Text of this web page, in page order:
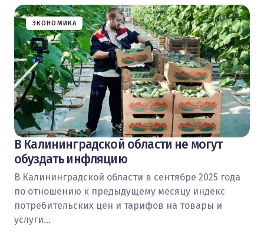
ЭКОНОМИКА
В Калининградской области не могут
обуздать инфляцию
В Калининградской области в сентябре 2025 года
по отношению к предыдущему месяцу индекс
потребительских цен и тарифов на товары и
услуги…